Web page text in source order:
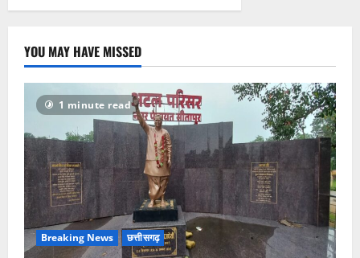
धावा,
नगदी
समेत
कीमती
सामान
किया
पार
YOU MAY HAVE MISSED
1 minute read
Breaking News छत्तीसगढ़